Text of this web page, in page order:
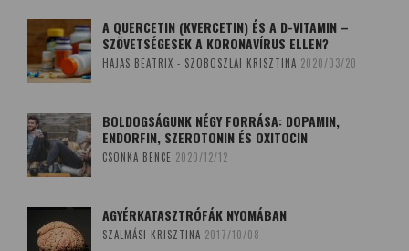
A QUERCETIN (KVERCETIN) ÉS A D-VITAMIN –
SZÖVETSÉGESEK A KORONAVÍRUS ELLEN?
HAJAS BEATRIX - SZOBOSZLAI KRISZTINA 2020/03/20
BOLDOGSÁGUNK NÉGY FORRÁSA: DOPAMIN,
ENDORFIN, SZEROTONIN ÉS OXITOCIN
CSONKA BENCE 2020/12/12
AGYÉRKATASZTRÓFÁK NYOMÁBAN
SZALMÁSI KRISZTINA 2017/10/08